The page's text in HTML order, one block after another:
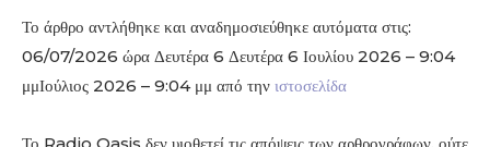
Το άρθρο αντλήθηκε και αναδημοσιεύθηκε αυτόματα στις:
06/07/2026 ώρα Δευτέρα 6 Δευτέρα 6 Ιουλίου 2026 – 9:04
μμΙούλιος 2026 – 9:04 μμ από την ιστοσελίδα